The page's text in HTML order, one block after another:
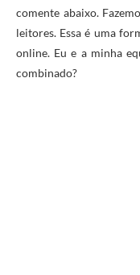
comente abaixo.
leitores. Essa é uma
online. Eu e a minha
combinado?